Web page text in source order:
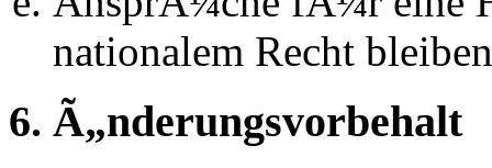
nationalem Recht
6. Ã„nderungsvorbehalt